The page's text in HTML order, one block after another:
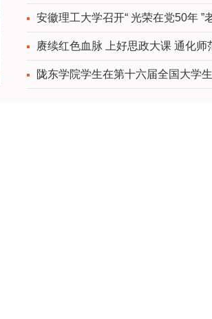
安徽理工大学召开“ 光荣在党50年 ”
赓续红色血脉 上好思政大课 通化师
陇东学院学生在第十六届全国大学